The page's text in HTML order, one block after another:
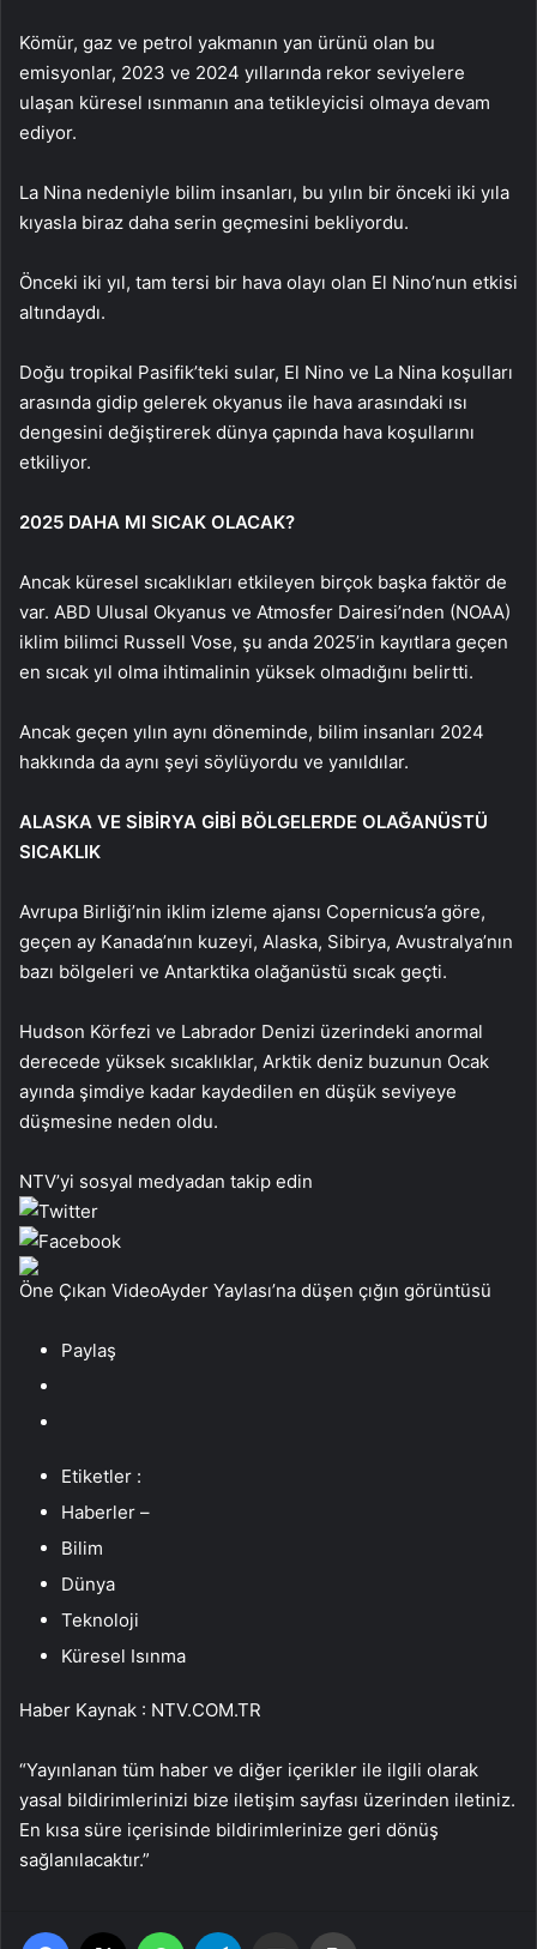
Kömür, gaz ve petrol yakmanın yan ürünü olan bu
emisyonlar, 2023 ve 2024 yıllarında rekor seviyelere
ulaşan küresel ısınmanın ana tetikleyicisi olmaya devam
ediyor.
La Nina nedeniyle bilim insanları, bu yılın bir önceki iki yıla
kıyasla biraz daha serin geçmesini bekliyordu.
Önceki iki yıl, tam tersi bir hava olayı olan El Nino’nun etkisi
altındaydı.
Doğu tropikal Pasifik’teki sular, El Nino ve La Nina koşulları
arasında gidip gelerek okyanus ile hava arasındaki ısı
dengesini değiştirerek dünya çapında hava koşullarını
etkiliyor.
2025 DAHA MI SICAK OLACAK?
Ancak küresel sıcaklıkları etkileyen birçok başka faktör de
var. ABD Ulusal Okyanus ve Atmosfer Dairesi’nden (NOAA)
iklim bilimci Russell Vose, şu anda 2025’in kayıtlara geçen
en sıcak yıl olma ihtimalinin yüksek olmadığını belirtti.
Ancak geçen yılın aynı döneminde, bilim insanları 2024
hakkında da aynı şeyi söylüyordu ve yanıldılar.
ALASKA VE SİBİRYA GİBİ BÖLGELERDE OLAĞANÜSTÜ
SICAKLIK
Avrupa Birliği’nin iklim izleme ajansı Copernicus’a göre,
geçen ay Kanada’nın kuzeyi, Alaska, Sibirya, Avustralya’nın
bazı bölgeleri ve Antarktika olağanüstü sıcak geçti.
Hudson Körfezi ve Labrador Denizi üzerindeki anormal
derecede yüksek sıcaklıklar, Arktik deniz buzunun Ocak
ayında şimdiye kadar kaydedilen en düşük seviyeye
düşmesine neden oldu.
NTV’yi sosyal medyadan takip edin
Öne Çıkan VideoAyder Yaylası’na düşen çığın görüntüsü
Paylaş
Etiketler :
Haberler –
Bilim
Dünya
Teknoloji
Küresel Isınma
Haber Kaynak : NTV.COM.TR
“Yayınlanan tüm haber ve diğer içerikler ile ilgili olarak
yasal bildirimlerinizi bize iletişim sayfası üzerinden iletiniz.
En kısa süre içerisinde bildirimlerinize geri dönüş
sağlanılacaktır.”
Facebook WhatsApp Email'den paylaş